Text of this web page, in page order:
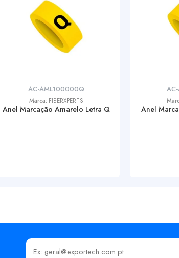
AC-AML100000Q
Marca: FIBERXPERTS
Anel Marcação Amarelo Letra Q Anel
Insira o seu email